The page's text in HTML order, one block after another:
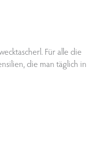
Für alle die
die man täglich in